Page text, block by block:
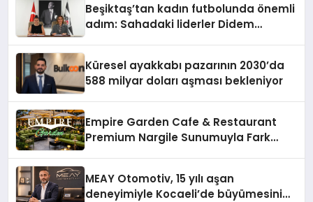
Beşiktaş’tan kadın futbolunda önemli
adım: Sahadaki liderler Didem
Küresel ayakkabı pazarının 2030’da
588 milyar doları aşması bekleniyor
Empire Garden Cafe & Restaurant
Premium Nargile Sunumuyla Fark
MEAY Otomotiv, 15 yılı aşan
deneyimiyle Kocaeli’de büyümesini